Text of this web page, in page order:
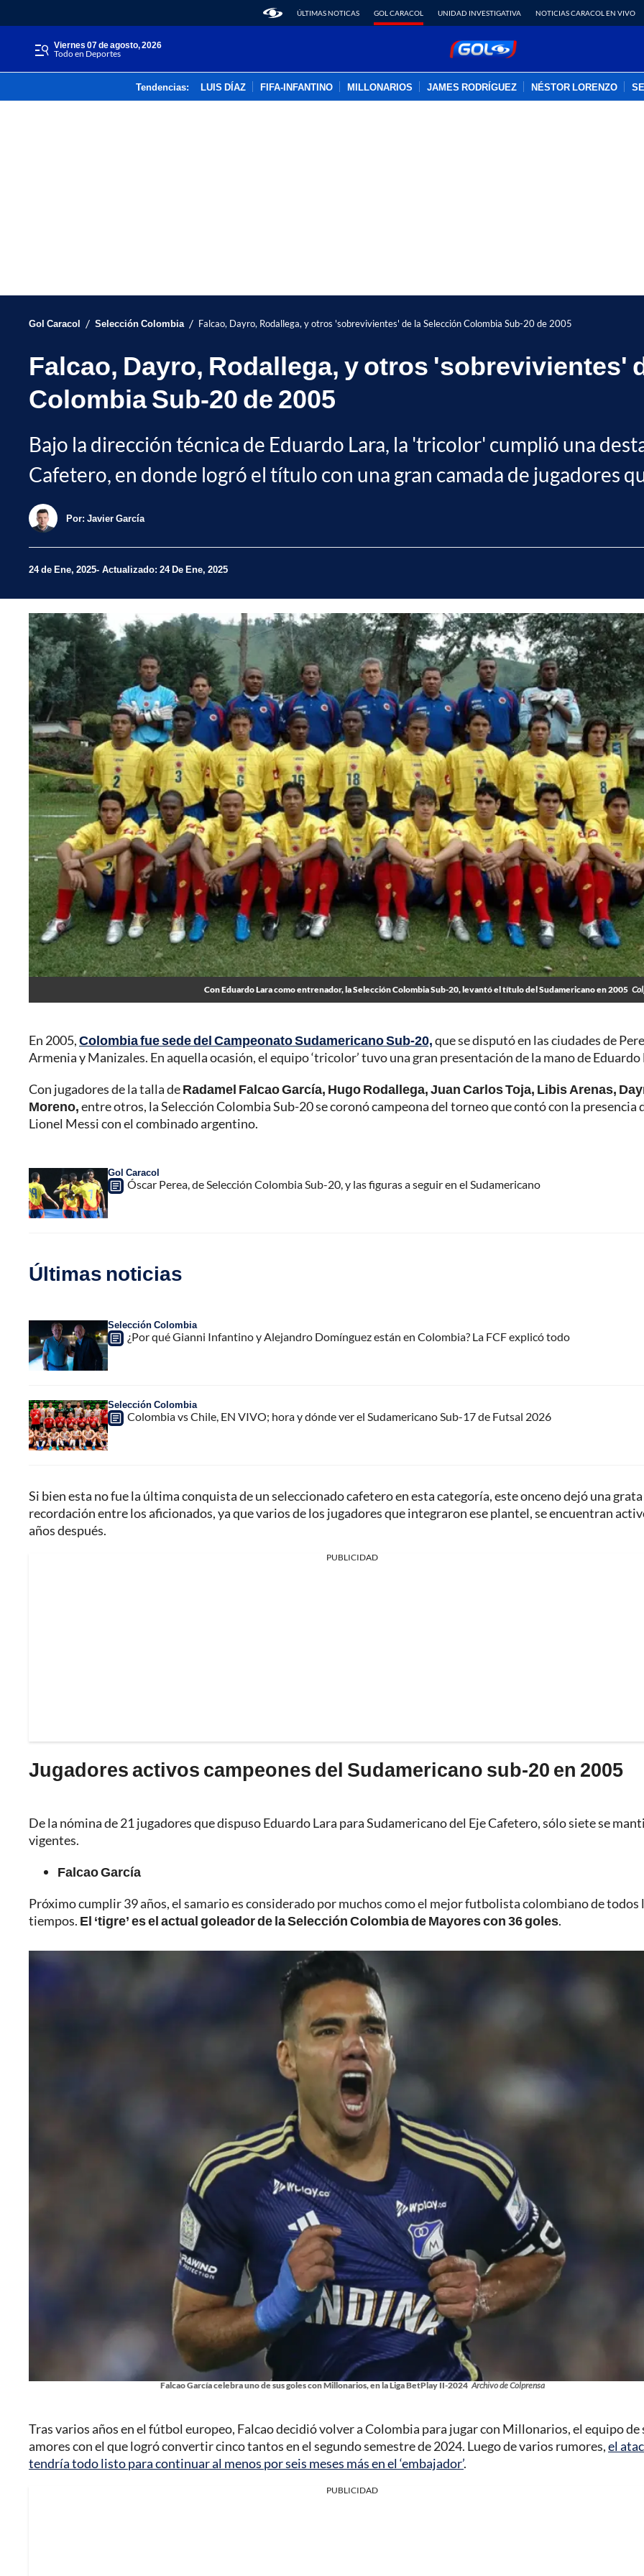
ÚLTIMAS NOTICAS GOL CARACOL UNIDAD INVESTIGATIVA NOTICIAS CARACOL EN VIVO
viernes 07 de agosto, 2026
Todo en Deportes
Tendencias: LUIS DÍAZ FIFA-INFANTINO MILLONARIOS JAMES RODRÍGUEZ NÉSTOR LORENZO
Gol Caracol / Selección Colombia / Falcao, Dayro, Rodallega, y otros 'sobrevivientes' de la Selección Colombia Sub-20 de 2005
Falcao, Dayro, Rodallega, y otros 'sobrevivientes'
Colombia Sub-20 de 2005
Bajo la dirección técnica de Eduardo Lara, la 'tricolor' cumplió una
Cafetero, en donde logró el título con una gran camada de jugadores
Por: Javier García
24 de Ene, 2025 Actualizado: 24 De Ene, 2025
Con Eduardo Lara como entrenador, la Selección Colombia Sub-20, levantó el título del Sudamericano en 2005
En 2005,Colombia fue sede del Campeonato Sudamericano Sub-20,que se disputó en las ciudades de
Armenia y Manizales. En aquella ocasión, el equipo ‘tricolor’ tuvo una gran presentación de la mano de Eduardo
Con jugadores de la talla deRadamel Falcao García, Hugo Rodallega, Juan Carlos Toja, Libis Arenas,
Moreno,entre otros, la Selección Colombia Sub-20 se coronó campeona del torneo que contó con la presencia
Lionel Messi con el combinado argentino.
Gol Caracol
Óscar Perea, de Selección Colombia Sub-20, y las figuras a seguir en el Sudamericano
Últimas noticias
Selección Colombia
¿Por qué Gianni Infantino y Alejandro Domínguez están en Colombia? La FCF explicó todo
Selección Colombia
Colombia vs Chile, EN VIVO; hora y dónde ver el Sudamericano Sub-17 de Futsal 2026
Si bien esta no fue la última conquista de un seleccionado cafetero en esta categoría, este onceno dejó una grata
recordación entre los aficionados, ya que varios de los jugadores que integraron ese plantel, se encuentran
años después.
PUBLICIDAD
Jugadores activos campeones del Sudamericano sub-20 en 2005
De la nómina de 21 jugadores que dispuso Eduardo Lara para Sudamericano del Eje Cafetero, sólo siete se
vigentes.
Falcao García
Próximo cumplir 39 años, el samario es considerado por muchos como el mejor futbolista colombiano de todos
tiempos. El ‘tigre’ es el actual goleador de la Selección Colombia de Mayores con 36 goles.
Falcao García celebra uno de sus goles con Millonarios, en la Liga BetPlay II-2024 Archivo de Colprensa
Tras varios años en el fútbol europeo, Falcao decidió volver a Colombia para jugar con Millonarios, el equipo de
amores con el que logró convertir cinco tantos en el segundo semestre de 2024. Luego de varios rumores,el
tendría todo listo para continuar al menos por seis meses más en el ‘embajador’.
PUBLICIDAD